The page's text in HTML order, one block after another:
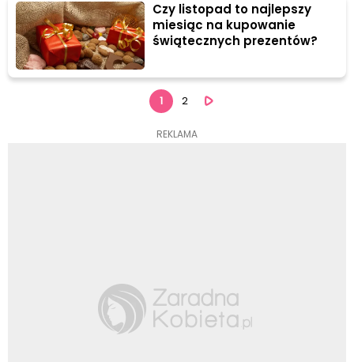
Czy listopad to najlepszy
miesiąc na kupowanie
świątecznych prezentów?
1 2
REKLAMA